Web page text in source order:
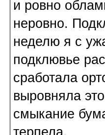
и ровно
неровно.
неделю я с
подклювье
сработала
выровняла
смыкание
терпела.